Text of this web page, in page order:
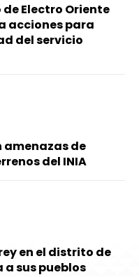
Electro Oriente
acciones para
del servicio
de
del INIA
en el distrito de
a sus pueblos